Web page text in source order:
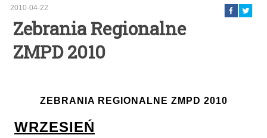
2010-04-22
Zebrania Regionalne
ZMPD 2010
ZEBRANIA REGIONALNE ZMPD 2010
WRZESIEŃ